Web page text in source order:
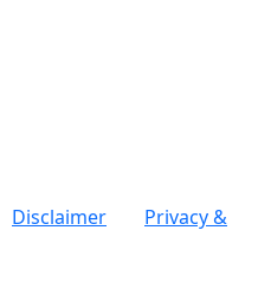
Disclaimer
Privacy &